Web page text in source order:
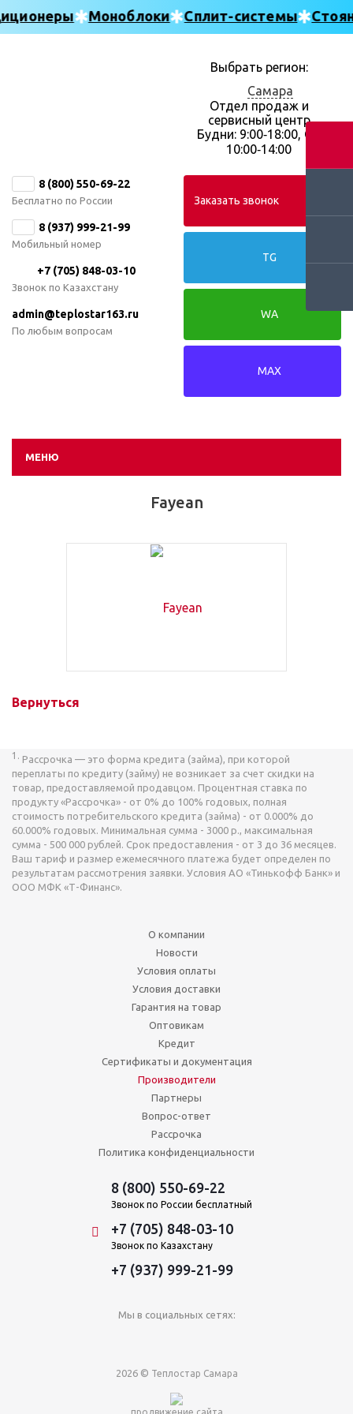
Моноблоки Сплит-системы
Выбрать регион:
Самара
Отдел продаж и
сервисный центр
Будни: 9:00‑18:00, Сб:
10:00‑14:00
8 (800) 550-69-22
Бесплатно по России
8 (937) 999-21-99
Мобильный номер
+7 (705) 848-03-10
Звонок по Казахстану
admin@teplostar163.ru
По любым вопросам
Заказать звонок
TG
WA
MAX
МЕНЮ
Fayean
Вернуться
1.
Рассрочка — это форма кредита (займа), при которой
переплаты по кредиту (займу) не возникает за счет скидки на
товар, предоставляемой продавцом. Процентная ставка по
продукту «Рассрочка» - от 0% до 100% годовых, полная
стоимость потребительского кредита (займа) - от 0.000% до
60.000% годовых. Минимальная сумма - 3000 р., максимальная
сумма - 500 000 рублей. Срок предоставления - от 3 до 36 месяцев.
Ваш тариф и размер ежемесячного платежа будет определен по
результатам рассмотрения заявки. Условия АО «Тинькофф Банк» и
ООО МФК «Т-Финанс».
О компании
Новости
Условия оплаты
Условия доставки
Гарантия на товар
Оптовикам
Кредит
Сертификаты и документация
Производители
Партнеры
Вопрос-ответ
Рассрочка
Политика конфиденциальности
8 (800) 550-69-22
Звонок по России бесплатный
+7 (705) 848-03-10
Звонок по Казахстану
+7 (937) 999-21-99
Мы в социальных сетях:
2026 © Теплостар Самара
продвижение сайта